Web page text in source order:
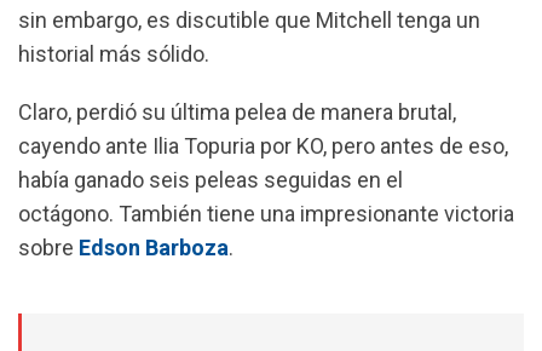
sin embargo, es discutible que Mitchell tenga un
historial más sólido.
Claro, perdió su última pelea de manera brutal,
cayendo ante Ilia Topuria por KO, pero antes de eso,
había ganado seis peleas seguidas en el
octágono. También tiene una impresionante victoria
sobre Edson Barboza.